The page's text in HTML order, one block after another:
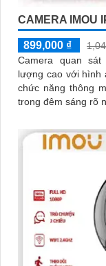
CAMERA IMOU
899,000 ₫
Camera quan sát
lượng cao với hình ảnh
chức năng thông
trong đêm sáng rõ